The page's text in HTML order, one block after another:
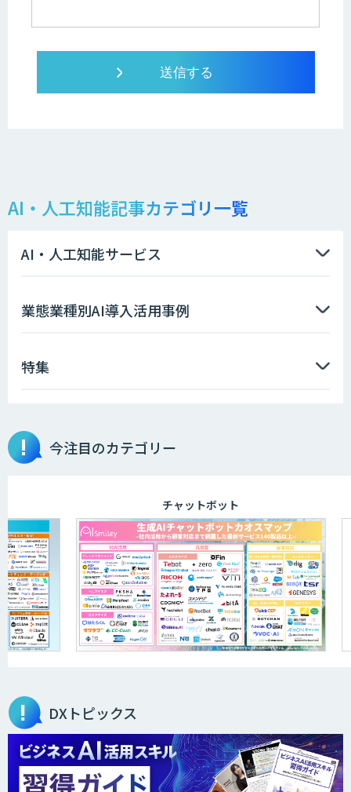
AI・人工知能記事カテゴリ一覧
AI・人工知能サービス
業態業種別AI導入活用事例
特集
今注目のカテゴリー
チャットボット
DXトピックス